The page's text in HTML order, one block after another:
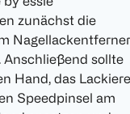
zunächst die
Nagellackentferner
sollte
Hand, das
Speedpinsel am